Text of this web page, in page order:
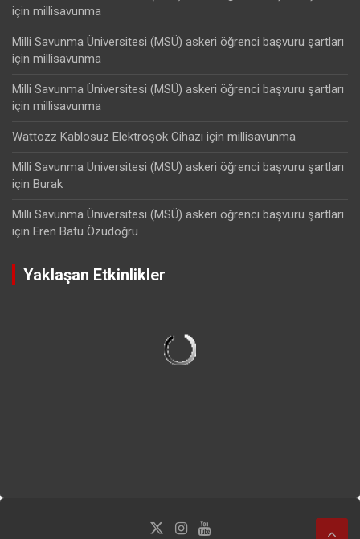
için millisavunma
Milli Savunma Üniversitesi (MSÜ) askeri öğrenci başvuru şartları
için millisavunma
Milli Savunma Üniversitesi (MSÜ) askeri öğrenci başvuru şartları
için millisavunma
Wattozz Kablosuz Elektroşok Cihazı için millisavunma
Milli Savunma Üniversitesi (MSÜ) askeri öğrenci başvuru şartları
için Burak
Milli Savunma Üniversitesi (MSÜ) askeri öğrenci başvuru şartları
için Eren Batu Özüdoğru
Yaklaşan Etkinlikler